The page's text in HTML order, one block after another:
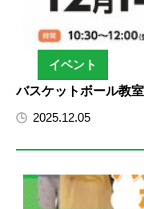
イベント
バスケットボール教室
2025.12.05